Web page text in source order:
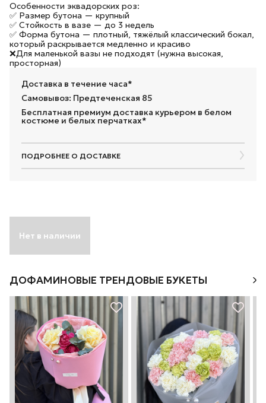
Особенности эквадорских роз:
✅ Размер бутона — крупный
✅ Стойкость в вазе — до 3 недель
✅ Форма бутона — плотный, тяжёлый классический бокал,
который раскрывается медленно и красиво
❌Для маленькой вазы не подходят (нужна высокая,
просторная)
Доставка в течение часа*
Самовывоз: Предтеченская 85
Бесплатная премиум доставка курьером в белом
костюме и белых перчатках*
ПОДРОБНЕЕ О ДОСТАВКЕ
Нет в наличии
ДОФАМИНОВЫЕ ТРЕНДОВЫЕ БУКЕТЫ